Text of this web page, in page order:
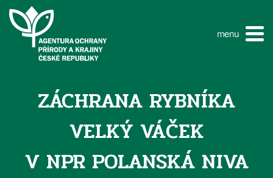
menu
ZÁCHRANA RYBNÍKA
VELKÝ VÁČEK
V NPR POLANSKÁ NIVA